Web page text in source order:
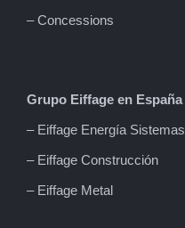
– Concessions
Grupo Eiffage en España
– Eiffage Energía Sistemas
– Eiffage Construcción
– Eiffage Metal